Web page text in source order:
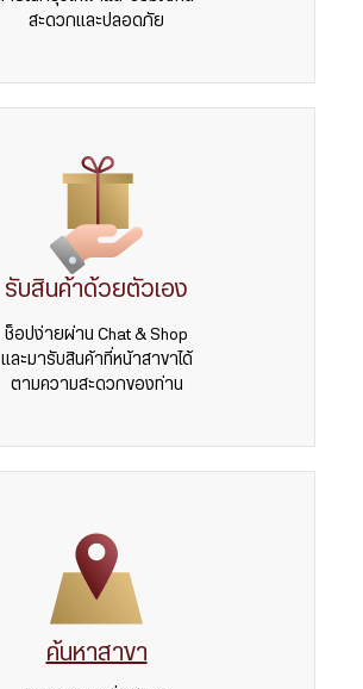
สะดวกและปลอดภัย
รับสินค้าด้วยตัวเอง
ช็อปง่ายผ่าน Chat & Shop
และมารับสินค้าที่หน้าสาขาได้
ตามความสะดวกของท่าน
ค้นหาสาขา